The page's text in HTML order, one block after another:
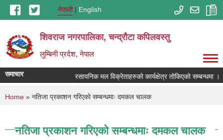
Skip to main contentनेपाली English
शिवराज नगरपालिका, चन्द्राैटा कपिलवस्तु
लुम्बिनी प्रदेश, नेपाल
समाचार रसायनिक मल विक्रेताहरुको कार्यक्षेत्र तोकिएको सम्बन्धमा ।
You are here
Home » नतिजा प्रकाशन गरिएको सम्बन्धमाः दमकल चालक
नतिजा प्रकाशन गरिएको सम्बन्धमाः दमकल चालक